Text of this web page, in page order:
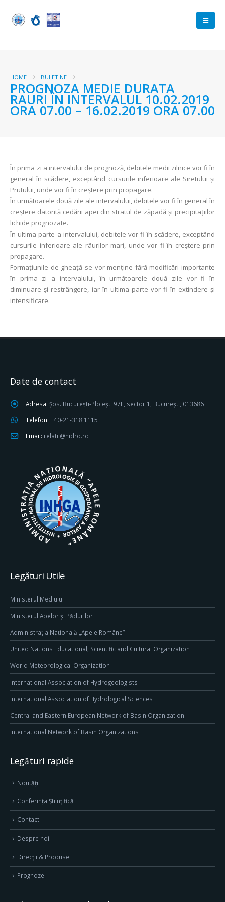
HOME BULETINE
PROGNOZA MEDIE DURATA
RAURI ÎN INTERVALUL 10.02.2019
ORA 07.00 – 16.02.2019 ORA 07.00
În prima zi a intervalului de prognoză, debitele medii zilnice vor fi în
general în scădere, exceptând cursurile inferioare ale Siretului și
Prutului, unde vor fi în creștere prin propagare.
În următoarele două zile ale intervalului, debitele vor fi în general în
creștere datorită cedării apei din stratul de zăpadă și precipitațiilor
lichide prognozate.
În ultima parte a intervalului, debitele vor fi în scădere, exceptând
cursurile inferioare ale râurilor mari, unde vor fi în creștere prin
propagare.
Formațiunile de gheață se vor menține fără modificări importante
în prima zi a intervalului, în următoarele două zile vor fi în
diminuare și restrângere, iar în ultima parte vor fi în extindere și
intensificare.
Date de contact
Adresa: Șos. București-Ploiești 97E, sector 1, București, 013686
Telefon: +40-21-318 1115
Email: relatii@hidro.ro
Legături Utile
Ministerul Mediului
Ministerul Apelor și Pădurilor
Administrația Națională „Apele Române”
United Nations Educational, Scientific and Cultural Organization
World Meteorological Organization
International Association of Hydrogeologists
International Association of Hydrological Sciences
Central and Eastern European Network of Basin Organization
International Network of Basin Organizations
Legături rapide
Noutăți
Conferința Științifică
Contact
Despre noi
Direcţii & Produse
Prognoze